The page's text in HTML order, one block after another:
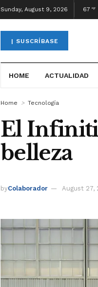
Sunday, August 9, 2026 67 °F
| SUSCRÍBASE
HOME ACTUALIDAD
Home Tecnología
El Infiniti
belleza
byColaborador August 27,